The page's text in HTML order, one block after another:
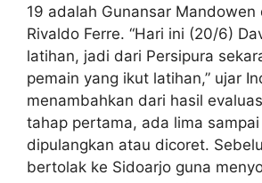
19 adalah Gunansar Mandowen
Rivaldo Ferre. “Hari ini (20/6)
latihan, jadi dari Persipura
pemain yang ikut latihan,” ujar
menambahkan dari hasil
tahap pertama, ada lima
dipulangkan atau dicoret.
bertolak ke Sidoarjo guna